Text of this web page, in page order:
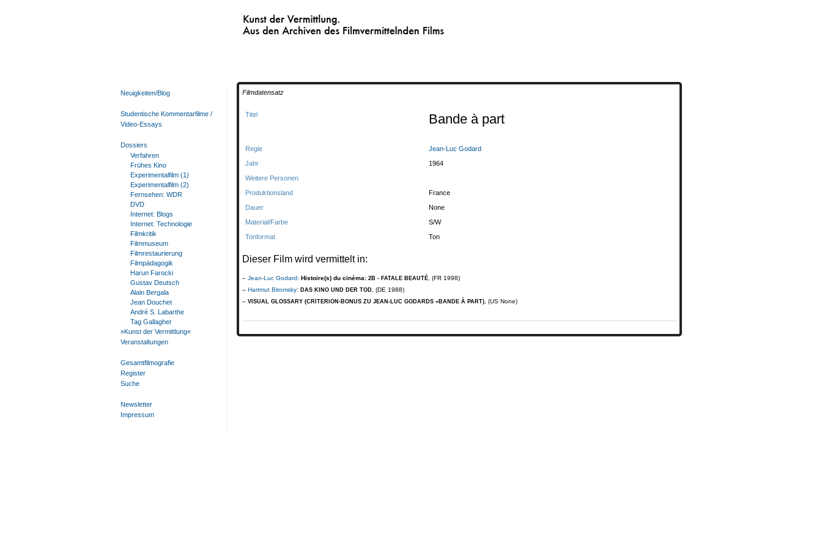
Kunst der Vermittlung.
Aus den Archiven des Filmvermittelnden Films
Neuigkeiten/Blog
Studentische Kommentarfilme /
Video-Essays
Dossiers
Verfahren
Frühes Kino
Experimentalfilm (1)
Experimentalfilm (2)
Fernsehen: WDR
DVD
Internet: Blogs
Internet: Technologie
Filmkritik
Filmmuseum
Filmrestaurierung
Filmpädagogik
Harun Farocki
Gustav Deutsch
Alain Bergala
Jean Douchet
André S. Labarthe
Tag Gallagher
»Kunst der Vermittlung«
Veranstaltungen
Gesamtfilmografie
Register
Suche
Newsletter
Impressum
Filmdatensatz
Titel Bande à part
Regie
Jean-Luc Godard
Jahr
1964
Weitere Personen
Produktionsland
France
Dauer
None
Material/Farbe
S/W
Tonformat
Ton
Dieser Film wird vermittelt in:
Jean-Luc Godard: Histoire(s) du cinéma: 2B - FATALE BEAUTÉ, (FR 1998)
Hartmut Bitomsky: DAS KINO UND DER TOD, (DE 1988)
VISUAL GLOSSARY (CRITERION-BONUS ZU JEAN-LUC GODARDS »BANDE À PART), (US None)